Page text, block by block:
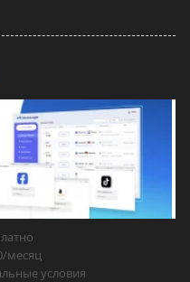
месяц
условия